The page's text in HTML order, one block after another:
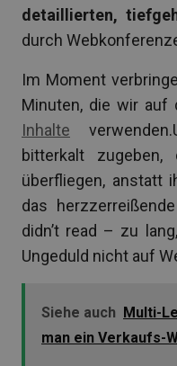
detaillierten,
durch
Im Moment
Minuten, die wir auf
Inhalte
bitterkalt
überfliegen, anstatt
das
didn’t read – zu
Ungeduld nicht auf
Siehe auch Multi-
man ein Verkaufs-